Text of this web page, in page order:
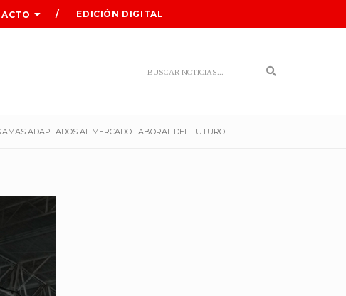
EDICIÓN DIGITAL
Search
ADAPTADOS AL MERCADO LABORAL DEL FUTURO